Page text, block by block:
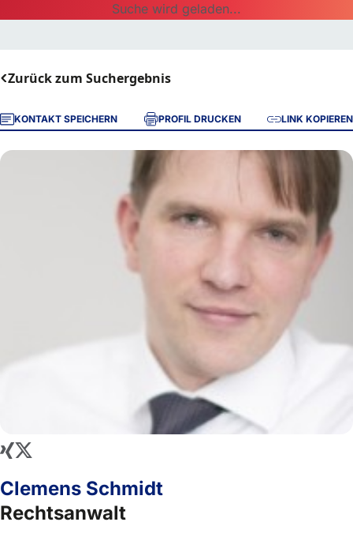
Suche wird geladen...
Zurück zum Suchergebnis
KONTAKT SPEICHERN PROFIL DRUCKEN LINK KOPIEREN
Clemens Schmidt
Rechtsanwalt